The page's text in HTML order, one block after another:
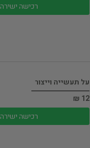
רכישה ישירה
על תעשייה וייצור
12 ₪
רכישה ישירה